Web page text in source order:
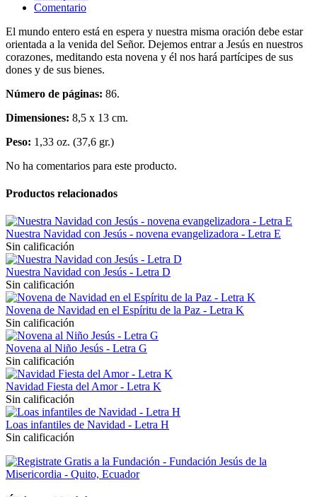
Comentario
El mundo entero está en espera y nuestra misma oración debe estar
orientada a la venida del Señor. Dejemos entrar a Jesús en nuestros
corazones, meditando esta novena y él nos hará partícipes de sus
dones y de sus bienes.
Número de páginas: 86.
Dimensiones: 8,5 x 13 cm.
Peso: 1,33 oz. (37,6 gr.)
No ha comentarios para este producto.
Productos relacionados
Nuestra Navidad con Jesús - novena evangelizadora - Letra E
Sin calificación
Nuestra Navidad con Jesús - Letra D
Sin calificación
Novena de Navidad en el Espíritu de la Paz - Letra K
Sin calificación
Novena al Niño Jesús - Letra G
Sin calificación
Navidad Fiesta del Amor - Letra K
Sin calificación
Loas infantiles de Navidad - Letra H
Sin calificación